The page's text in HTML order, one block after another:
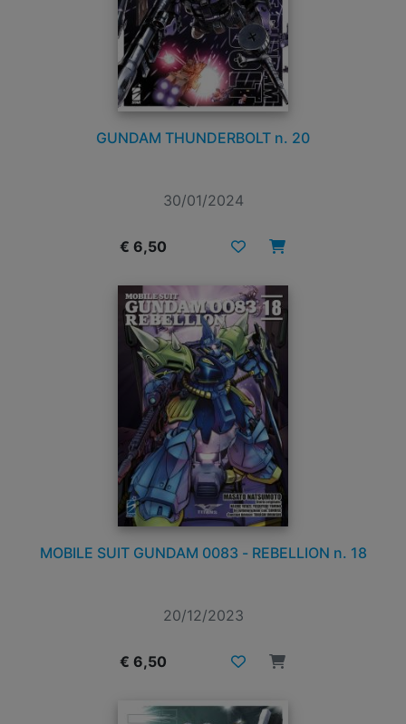
GUNDAM THUNDERBOLT n. 20
30/01/2024
€ 6,50
MOBILE SUIT GUNDAM 0083 - REBELLION n. 18
20/12/2023
€ 6,50